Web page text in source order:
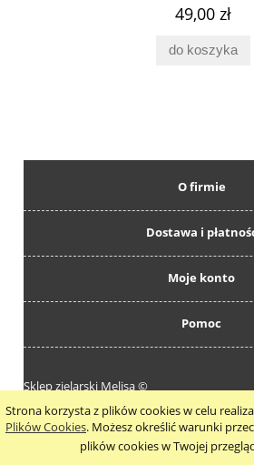
Strona korzysta z plików cookies w celu
Plików Cookies. Możesz określić warunki
plików cookies w Twojej
49,00 zł
do koszyka
O firmie
Dostawa i
Moje konto
Pomoc
Sklep zielarski Melisa ©
pokaż pełną wersję
Sklep internetowy